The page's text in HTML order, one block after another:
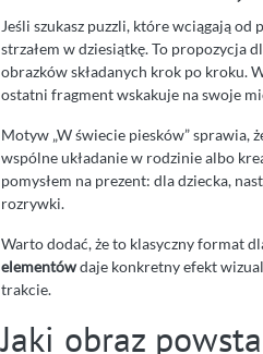
Jeśli szukasz puzzli, które wciągają od
strzałem w dziesiątkę. To propozycja
obrazków składanych krok po kroku.
ostatni fragment wskakuje na swoje
Motyw „W świecie piesków” sprawia,
wspólne układanie w rodzinie albo
pomysłem na prezent: dla dziecka,
rozrywki.
Warto dodać, że to klasyczny format
elementówdaje konkretny efekt
trakcie.
Jaki obraz